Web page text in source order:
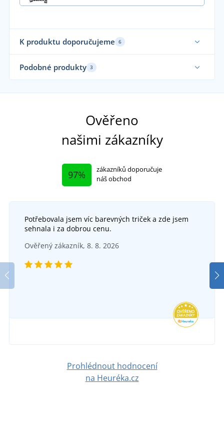
K produktu doporučujeme 6
Podobné produkty 3
Funkční
Lehká pánská sportovní bunda JN534
909 Kč
Ověřeno
našimi zákazníky
97%
zákazníků doporučuje
náš obchod
Potřebovala jsem víc barevných triček a zde jsem
sehnala i za dobrou cenu.
Ověřený zákazník, 8. 8. 2026
Prohlédnout hodnocení
na Heuréka.cz